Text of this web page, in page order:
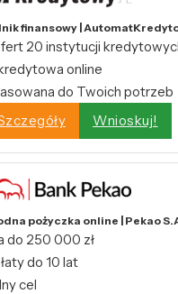
finansowy |
20 instytucji
online
do Twoich potrzeb
Wnioskuj!
pożyczka online | Pekao
do 250 000 zł
do 10 lat
cel